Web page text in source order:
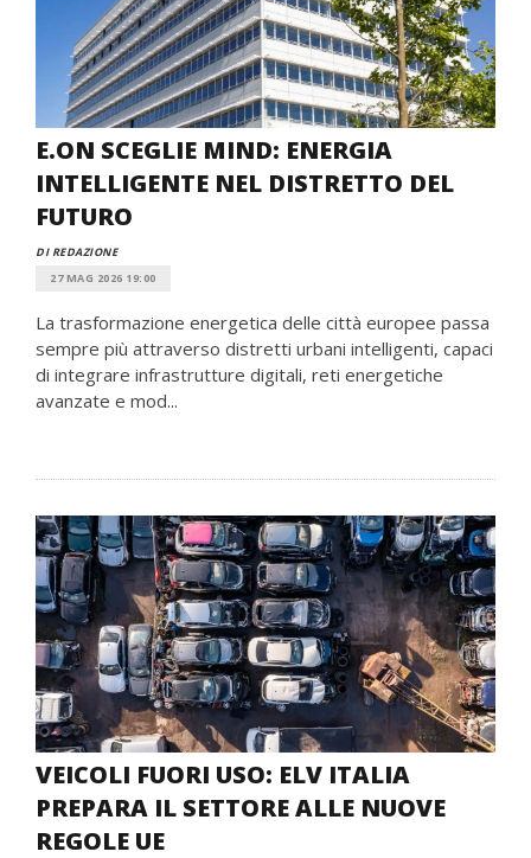
E.ON SCEGLIE MIND: ENERGIA
INTELLIGENTE NEL DISTRETTO DEL
FUTURO
DI REDAZIONE
27 MAG 2026 19:00
La trasformazione energetica delle città europee passa
sempre più attraverso distretti urbani intelligenti, capaci
di integrare infrastrutture digitali, reti energetiche
avanzate e mod...
VEICOLI FUORI USO: ELV ITALIA
PREPARA IL SETTORE ALLE NUOVE
REGOLE UE